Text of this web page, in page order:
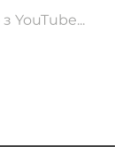
YouTube...